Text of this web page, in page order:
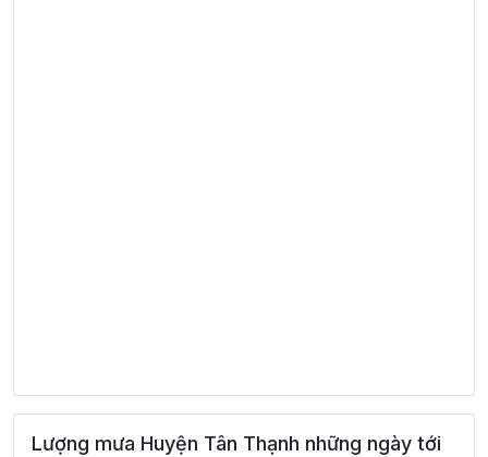
Lượng mưa Huyện Tân Thạnh những ngày tới